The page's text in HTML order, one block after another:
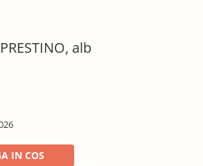
alb
IN COS